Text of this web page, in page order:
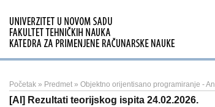
Početak » Predmet » Objektno orijentisano programiranje -
[AI] Rezultati teorijskog ispita 24.02.2026.